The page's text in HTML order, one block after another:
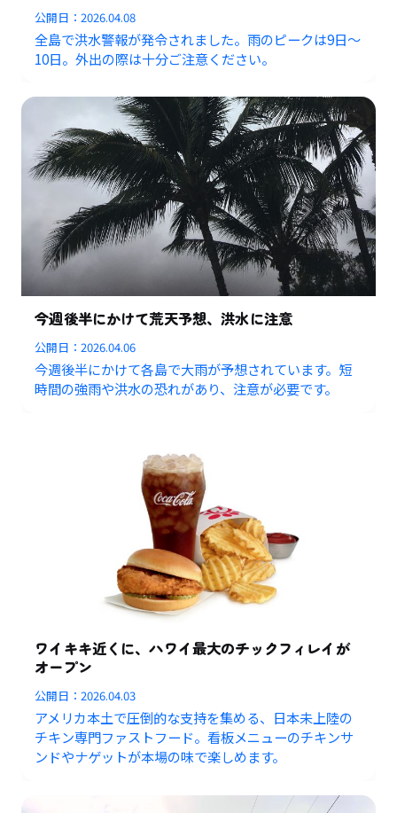
公開日：2026.04.08
全島で洪水警報が発令されました。雨のピークは9日〜
10日。外出の際は十分ご注意ください。
今週後半にかけて荒天予想、洪水に注意
公開日：2026.04.06
今週後半にかけて各島で大雨が予想されています。短
時間の強雨や洪水の恐れがあり、注意が必要です。
ワイキキ近くに、ハワイ最大のチックフィレイが
オープン
公開日：2026.04.03
アメリカ本土で圧倒的な支持を集める、日本未上陸の
チキン専門ファストフード。看板メニューのチキンサ
ンドやナゲットが本場の味で楽しめます。